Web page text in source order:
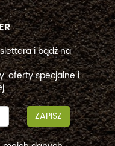
i bądź na
oferty specjalne i
ZAPISZ